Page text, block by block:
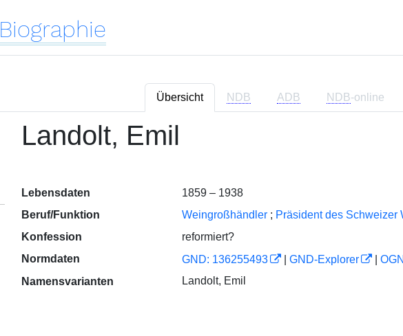
Biographie
Übersicht NDB ADB NDB-online
Landolt, Emil
Lebensdaten
1859 – 1938
Beruf/Funktion
Weingroßhändler ; Präsident des Schweizer
Konfession
reformiert?
Normdaten
GND: 136255493 GND-Explorer
Namensvarianten
Landolt, Emil